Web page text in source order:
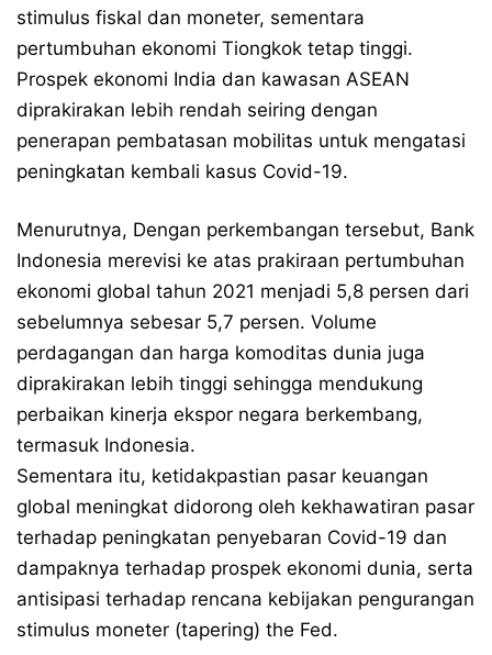
stimulus fiskal dan moneter, sementara
pertumbuhan ekonomi Tiongkok tetap tinggi.
Prospek ekonomi India dan kawasan ASEAN
diprakirakan lebih rendah seiring dengan
penerapan pembatasan mobilitas untuk mengatasi
peningkatan kembali kasus Covid-19.
Menurutnya, Dengan perkembangan tersebut, Bank
Indonesia merevisi ke atas prakiraan pertumbuhan
ekonomi global tahun 2021 menjadi 5,8 persen dari
sebelumnya sebesar 5,7 persen. Volume
perdagangan dan harga komoditas dunia juga
diprakirakan lebih tinggi sehingga mendukung
perbaikan kinerja ekspor negara berkembang,
termasuk Indonesia.
Sementara itu, ketidakpastian pasar keuangan
global meningkat didorong oleh kekhawatiran pasar
terhadap peningkatan penyebaran Covid-19 dan
dampaknya terhadap prospek ekonomi dunia, serta
antisipasi terhadap rencana kebijakan pengurangan
stimulus moneter (tapering) the Fed.